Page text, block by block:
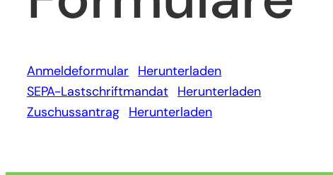
Anmeldeformular
Herunterladen
SEPA-Lastschriftmandat
Herunterladen
Zuschussantrag
Herunterladen